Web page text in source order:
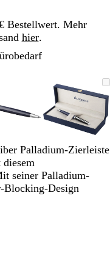
Bestellwert. Mehr
hier.
Vergrößer-/
Minimum
Vergrößern
Verwenden
die
Tasten
und
-
zum
Zoomen
Bild
auf
Klicken
zum
Sie
die
Tasten
+
und
Palladium-Zierleiste
seiner Palladium-
Blocking-Design